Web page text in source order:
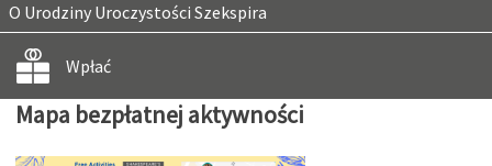
O Urodziny Uroczystości Szekspira
Wpłać
Mapa bezpłatnej aktywności